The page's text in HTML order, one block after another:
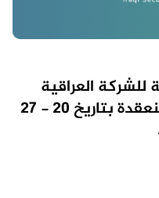
للشركة العراقية
لتصنيع وتسويق التمور والمنعقدة بتاريخ 20 - 27